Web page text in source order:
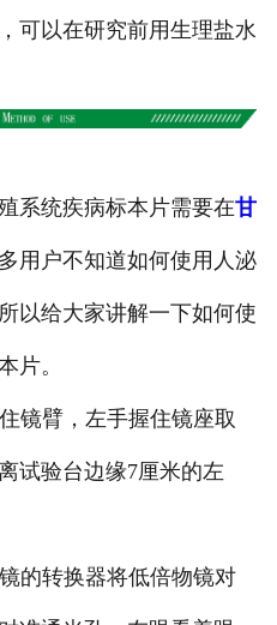
- 甘肃显微镜
- 甘肃标本制作采集工具
- 甘肃器官模型
- 甘肃口腔教学模型
可以在研究前用生理盐水
统疾病标本片需要在甘
用户不知道如何使用人泌
以给大家讲解一下如何使
片。
臂，左手握住镜座取
试验台边缘7厘米的左
转换器将低倍物镜对